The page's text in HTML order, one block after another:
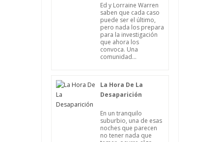
Ed y Lorraine Warren
saben que cada caso
puede ser el último,
pero nada los prepara
para la investigación
que ahora los
convoca. Una
comunidad...
La Hora De La
Desaparición
En un tranquilo
suburbio, una de esas
noches que parecen
no tener nada que